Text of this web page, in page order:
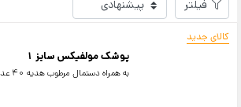
فیلتر
کالای جدید
پوشک مولفیکس سایز 1
به همراه دستمال مرطوب هدیه 40 عددی